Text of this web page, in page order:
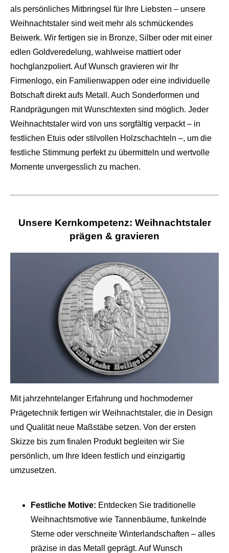
als persönliches Mitbringsel für Ihre Liebsten – unsere
Weihnachtstaler sind weit mehr als schmückendes
Beiwerk. Wir fertigen sie in Bronze, Silber oder mit einer
edlen Goldveredelung, wahlweise mattiert oder
hochglanzpoliert. Auf Wunsch gravieren wir Ihr
Firmenlogo, ein Familienwappen oder eine individuelle
Botschaft direkt aufs Metall. Auch Sonderformen und
Randprägungen mit Wunschtexten sind möglich. Jeder
Weihnachtstaler wird von uns sorgfältig verpackt – in
festlichen Etuis oder stilvollen Holzschachteln –, um die
festliche Stimmung perfekt zu übermitteln und wertvolle
Momente unvergesslich zu machen.
Unsere Kernkompetenz: Weihnachtstaler
prägen & gravieren
Mit jahrzehntelanger Erfahrung und hochmoderner
Prägetechnik fertigen wir Weihnachtstaler, die in Design
und Qualität neue Maßstäbe setzen. Von der ersten
Skizze bis zum finalen Produkt begleiten wir Sie
persönlich, um Ihre Ideen festlich und einzigartig
umzusetzen.
Festliche Motive: Entdecken Sie traditionelle
Weihnachtsmotive wie Tannenbäume, funkelnde
Sterne oder verschneite Winterlandschaften – alles
präzise in das Metall geprägt. Auf Wunsch